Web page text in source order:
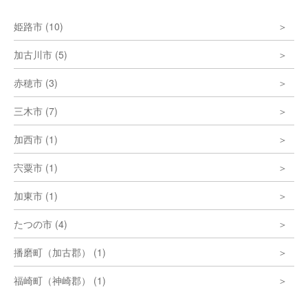
姫路市 (10)
加古川市 (5)
赤穂市 (3)
三木市 (7)
加西市 (1)
宍粟市 (1)
加東市 (1)
たつの市 (4)
播磨町（加古郡） (1)
福崎町（神崎郡） (1)